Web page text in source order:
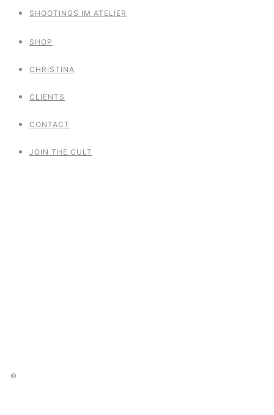
SHOOTINGS IM ATELIER
SHOP
CHRISTINA
CLIENTS
CONTACT
JOIN THE CULT
©